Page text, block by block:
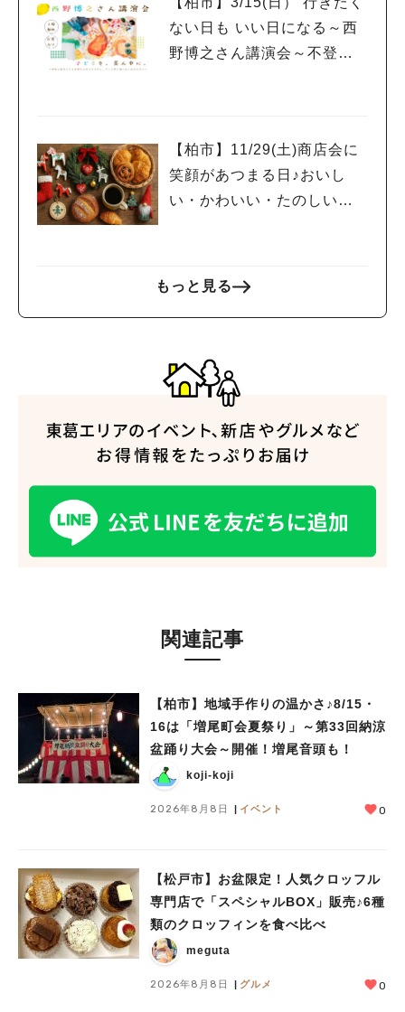
ない日も いい日になる～西
野博之さん講演会～不登校
【柏市】11/29(土)商店会に
笑顔があつまる日♪おいし
い・かわいい・たのしいが
もっと見る
関連記事
【柏市】地域手作りの温かさ♪8/15・
16は「増尾町会夏祭り」～第33回納涼
盆踊り大会～開催！増尾音頭も！
koji-koji
2026年8月8日 イベント 0
【松戸市】お盆限定！人気クロッフル
専門店で「スペシャルBOX」販売♪6種
類のクロッフィンを食べ比べ
meguta
2026年8月8日 グルメ 0